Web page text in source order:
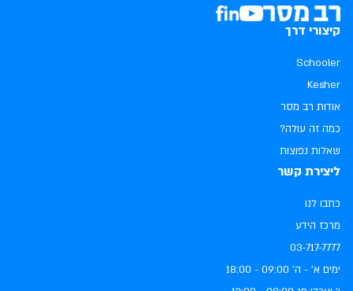
קיצורי דרך
Schooler
Kesher
אודות רב מסר
כמה זה עולה?
שאלות נפוצות
ליצירת קשר
כתבו לנו
מרכז הידע
03-717-7777
ימים א׳ - ה׳ ‏09:00 - 18:00